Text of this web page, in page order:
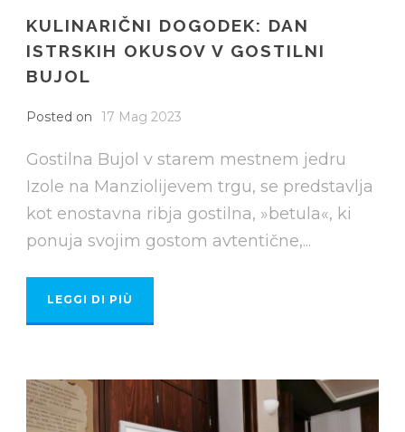
KULINARIČNI DOGODEK: DAN
ISTRSKIH OKUSOV V GOSTILNI
BUJOL
Posted on 17 Mag 2023
Gostilna Bujol v starem mestnem jedru
Izole na Manziolijevem trgu, se predstavlja
kot enostavna ribja gostilna, »betula«, ki
ponuja svojim gostom avtentične,...
LEGGI DI PIÙ